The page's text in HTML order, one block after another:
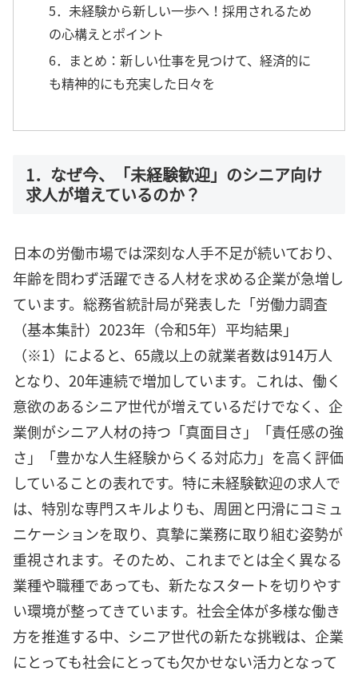
5．未経験から新しい一歩へ！採用されるため
の心構えとポイント
6．まとめ：新しい仕事を見つけて、経済的に
も精神的にも充実した日々を
1．なぜ今、「未経験歓迎」のシニア向け
求人が増えているのか？
日本の労働市場では深刻な人手不足が続いており、
年齢を問わず活躍できる人材を求める企業が急増し
ています。総務省統計局が発表した「労働力調査
（基本集計）2023年（令和5年）平均結果」
（※1）によると、65歳以上の就業者数は914万人
となり、20年連続で増加しています。これは、働く
意欲のあるシニア世代が増えているだけでなく、企
業側がシニア人材の持つ「真面目さ」「責任感の強
さ」「豊かな人生経験からくる対応力」を高く評価
していることの表れです。特に未経験歓迎の求人で
は、特別な専門スキルよりも、周囲と円滑にコミュ
ニケーションを取り、真摯に業務に取り組む姿勢が
重視されます。そのため、これまでとは全く異なる
業種や職種であっても、新たなスタートを切りやす
い環境が整ってきています。社会全体が多様な働き
方を推進する中、シニア世代の新たな挑戦は、企業
にとっても社会にとっても欠かせない活力となって